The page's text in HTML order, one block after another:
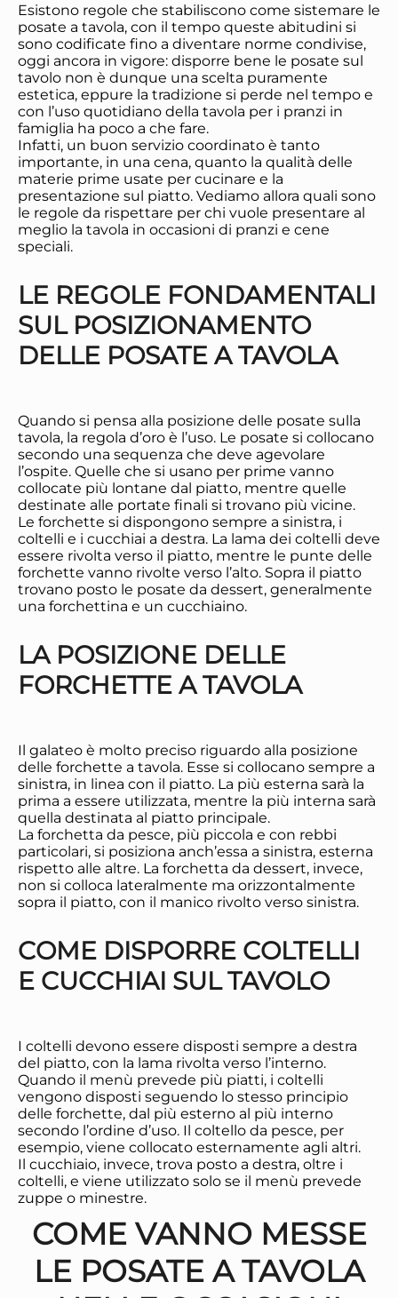
Esistono regole che stabiliscono come sistemare le
posate a tavola, con il tempo queste abitudini si
sono codificate fino a diventare norme condivise,
oggi ancora in vigore: disporre bene le posate sul
tavolo non è dunque una scelta puramente
estetica, eppure la tradizione si perde nel tempo e
con l’uso quotidiano della tavola per i pranzi in
famiglia ha poco a che fare.
Infatti, un buon servizio coordinato è tanto
importante, in una cena, quanto la qualità delle
materie prime usate per cucinare e la
presentazione sul piatto. Vediamo allora quali sono
le regole da rispettare per chi vuole presentare al
meglio la tavola in occasioni di pranzi e cene
speciali.
LE REGOLE FONDAMENTALI
SUL POSIZIONAMENTO
DELLE POSATE A TAVOLA
Quando si pensa alla posizione delle posate sulla
tavola, la regola d’oro è l’uso. Le posate si collocano
secondo una sequenza che deve agevolare
l’ospite. Quelle che si usano per prime vanno
collocate più lontane dal piatto, mentre quelle
destinate alle portate finali si trovano più vicine.
Le forchette si dispongono sempre a sinistra, i
coltelli e i cucchiai a destra. La lama dei coltelli deve
essere rivolta verso il piatto, mentre le punte delle
forchette vanno rivolte verso l’alto. Sopra il piatto
trovano posto le posate da dessert, generalmente
una forchettina e un cucchiaino.
LA POSIZIONE DELLE
FORCHETTE A TAVOLA
Il galateo è molto preciso riguardo alla posizione
delle forchette a tavola. Esse si collocano sempre a
sinistra, in linea con il piatto. La più esterna sarà la
prima a essere utilizzata, mentre la più interna sarà
quella destinata al piatto principale.
La forchetta da pesce, più piccola e con rebbi
particolari, si posiziona anch’essa a sinistra, esterna
rispetto alle altre. La forchetta da dessert, invece,
non si colloca lateralmente ma orizzontalmente
sopra il piatto, con il manico rivolto verso sinistra.
COME DISPORRE COLTELLI
E CUCCHIAI SUL TAVOLO
I coltelli devono essere disposti sempre a destra
del piatto, con la lama rivolta verso l’interno.
Quando il menù prevede più piatti, i coltelli
vengono disposti seguendo lo stesso principio
delle forchette, dal più esterno al più interno
secondo l’ordine d’uso. Il coltello da pesce, per
esempio, viene collocato esternamente agli altri.
Il cucchiaio, invece, trova posto a destra, oltre i
coltelli, e viene utilizzato solo se il menù prevede
zuppe o minestre.
COME VANNO MESSE
LE POSATE A TAVOLA